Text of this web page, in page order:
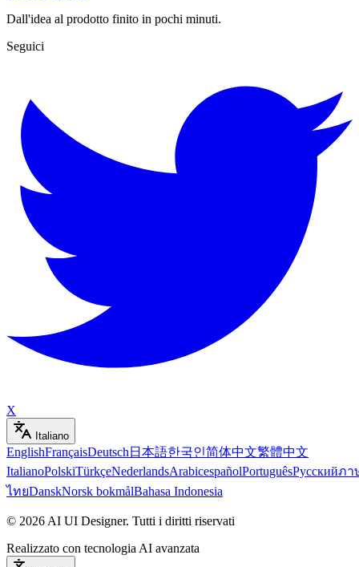
Dall'idea al prodotto finito in pochi minuti.
Seguici
X
Italiano
EnglishFrançaisDeutsch 日本語한국인简体中文繁體中文
ItalianoPolskiTürkçeNederlandsArabicespañolPortuguêsРусскийภา
ไทยDanskNorsk bokmålBahasa Indonesia
© 2026 AI UI Designer. Tutti i diritti riservati
Realizzato con tecnologia AI avanzata